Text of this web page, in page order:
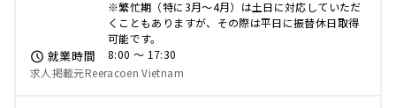
※繁忙期（特に3月～4月）は土日に対応していただ
くこともありますが、その際は平日に振替休日取得
可能です。
就業時間
8:00 〜 17:30
求人掲載元Reeracoen Vietnam